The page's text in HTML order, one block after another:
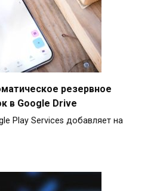
резервное
в Google Drive
Play Services добавляет на